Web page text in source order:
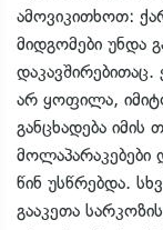
ამოვიკითხოთ:
მიდგომები უნდა
არ ყოფილა,
განცხადება იმის
მოლაპარაკებები
წინ უსწრებდა.
გააკეთა